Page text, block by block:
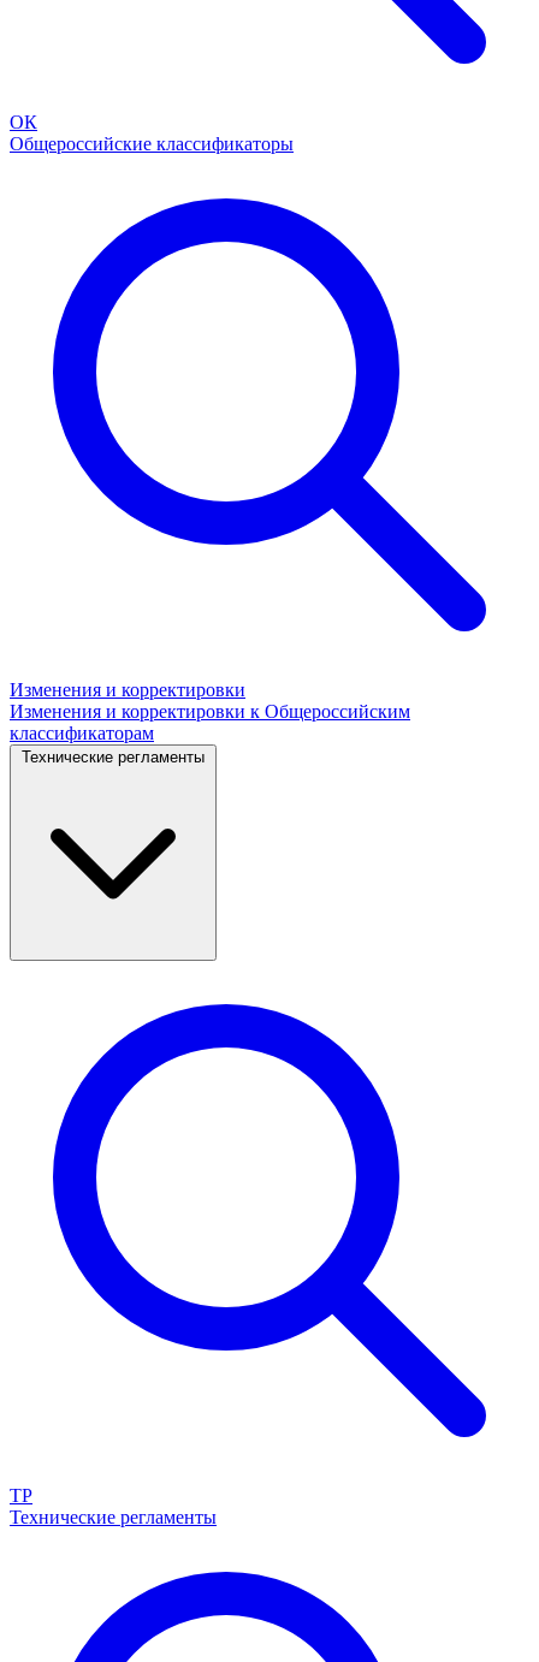
ОК
Общероссийские классификаторы
Изменения и корректировки
Изменения и корректировки к Общероссийским
классификаторам
Технические регламенты
ТР
Технические регламенты